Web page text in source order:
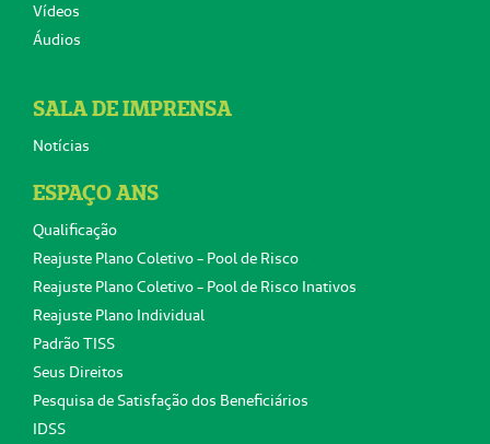
Vídeos
Áudios
SALA DE IMPRENSA
Notícias
ESPAÇO ANS
Qualificação
Reajuste Plano Coletivo - Pool de Risco
Reajuste Plano Coletivo - Pool de Risco Inativos
Reajuste Plano Individual
Padrão TISS
Seus Direitos
Pesquisa de Satisfação dos Beneficiários
IDSS